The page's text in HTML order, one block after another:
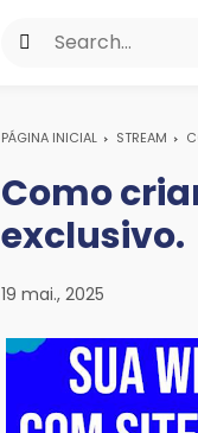
PÁGINA INICIAL STREAM
Como
exclusivo.
19 mai., 2025